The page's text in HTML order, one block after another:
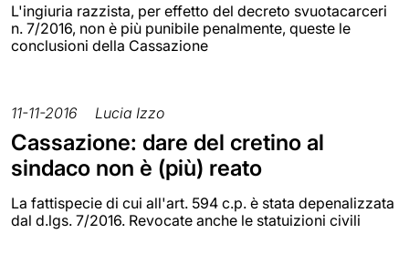
L'ingiuria razzista, per effetto del decreto svuotacarceri
n. 7/2016, non è più punibile penalmente, queste le
conclusioni della Cassazione
11-11-2016 Lucia Izzo
Cassazione: dare del cretino al
sindaco non è (più) reato
La fattispecie di cui all'art. 594 c.p. è stata depenalizzata
dal d.lgs. 7/2016. Revocate anche le statuizioni civili